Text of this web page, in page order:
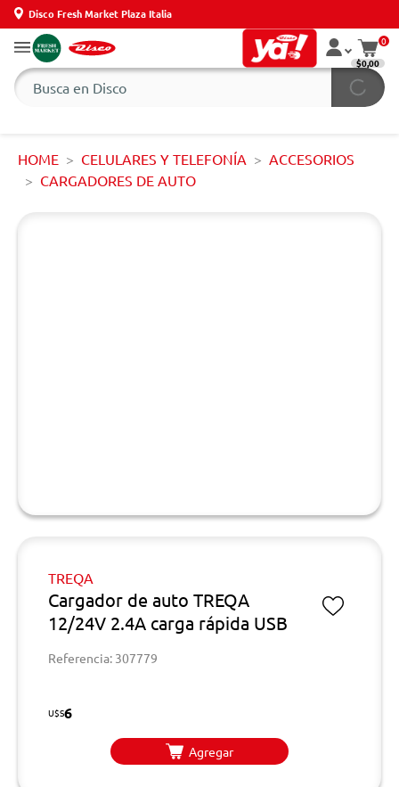
Disco Fresh Market Plaza Italia
0
$0,00
HOME CELULARES Y TELEFONÍA
ACCESORIOS
CARGADORES DE AUTO
TREQA
Cargador de auto TREQA
12/24V 2.4A carga rápida USB
Referencia: 307779
U$S6
Agregar